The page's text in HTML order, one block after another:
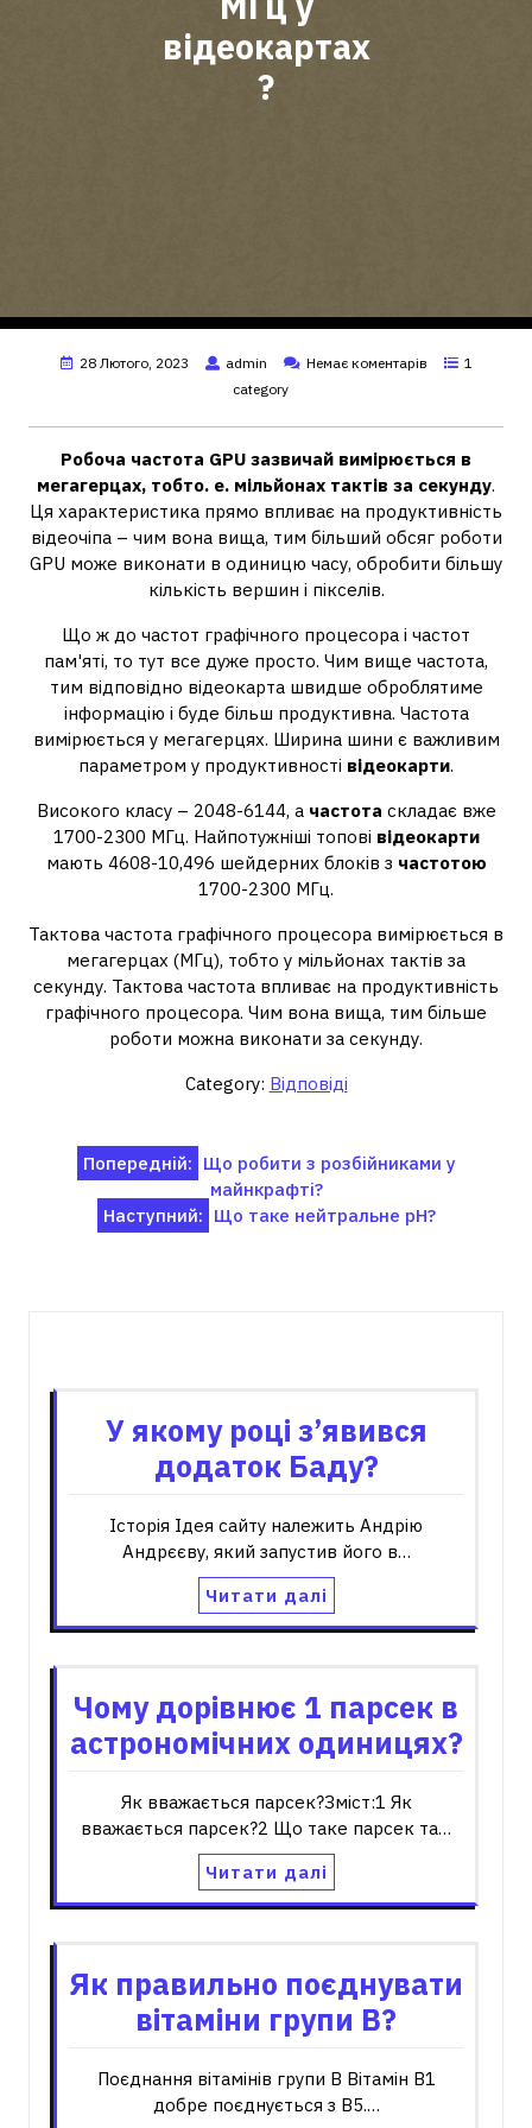
відеокартах
?
28 Лютого, 2023 admin Немає коментарів
1
category
Робоча частота GPU зазвичай вимірюється в
мегагерцах, тобто. е. мільйонах тактів за секунду.
Ця характеристика прямо впливає на продуктивність
відеочіпа – чим вона вища, тим більший обсяг роботи
GPU може виконати в одиницю часу, обробити більшу
кількість вершин і пікселів.
Що ж до частот графічного процесора і частот
пам'яті, то тут все дуже просто. Чим вище частота,
тим відповідно відеокарта швидше оброблятиме
інформацію і буде більш продуктивна. Частота
вимірюється у мегагерцях. Ширина шини є важливим
параметром у продуктивності відеокарти.
Високого класу – 2048-6144, а частота складає вже
1700-2300 МГц. Найпотужніші топові відеокарти
мають 4608-10,496 шейдерних блоків з частотою
1700-2300 МГц.
Тактова частота графічного процесора вимірюється в
мегагерцах (МГц), тобто у мільйонах тактів за
секунду. Тактова частота впливає на продуктивність
графічного процесора. Чим вона вища, тим більше
роботи можна виконати за секунду.
Category: Відповіді
Навігація
записів
Попередній: Що робити з розбійниками у
майнкрафті?
Наступний: Що таке нейтральне pH?
У якому році з’явився
додаток Баду?
Історія Ідея сайту належить Андрію
Андрєєву, який запустив його в…
Читати далі
Чому дорівнює 1 парсек в
астрономічних одиницях?
Як вважається парсек?Зміст:1 Як
вважається парсек?2 Що таке парсек та…
Читати далі
Як правильно поєднувати
вітаміни групи B?
Поєднання вітамінів групи В Вітамін В1
добре поєднується з В5.…